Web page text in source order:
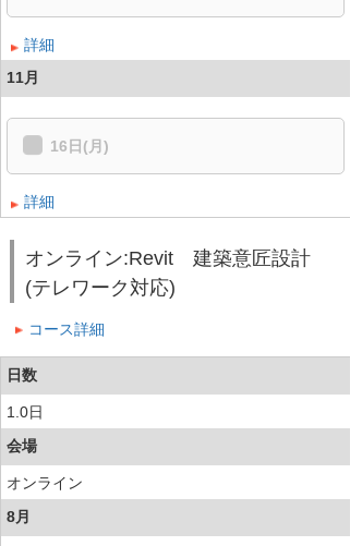
詳細
11月
16日(月)
詳細
オンライン:Revit 建築意匠設計
(テレワーク対応)
コース詳細
日数
1.0日
会場
オンライン
8月